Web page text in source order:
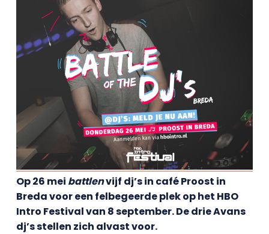
Op 26 mei battlenvijf dj’s in café Proost in
Breda voor een felbegeerde plek op het HBO
Intro Festival van 8 september. De drie Avans
dj’s stellen zich alvast voor.